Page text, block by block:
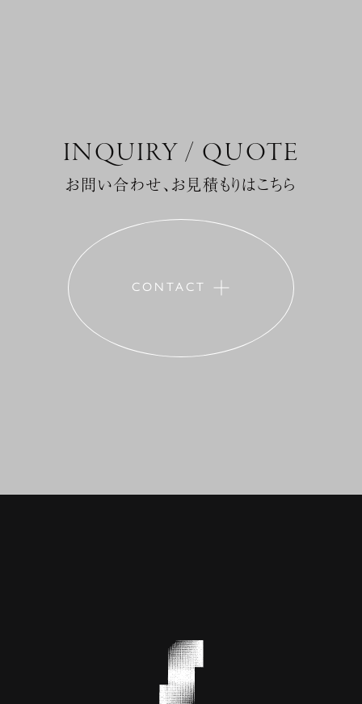
INQUIRY / QUOTE
お問い合わせ、お見積もりはこちら
CONTACT +